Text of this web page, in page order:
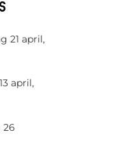
21 april,
april,
26